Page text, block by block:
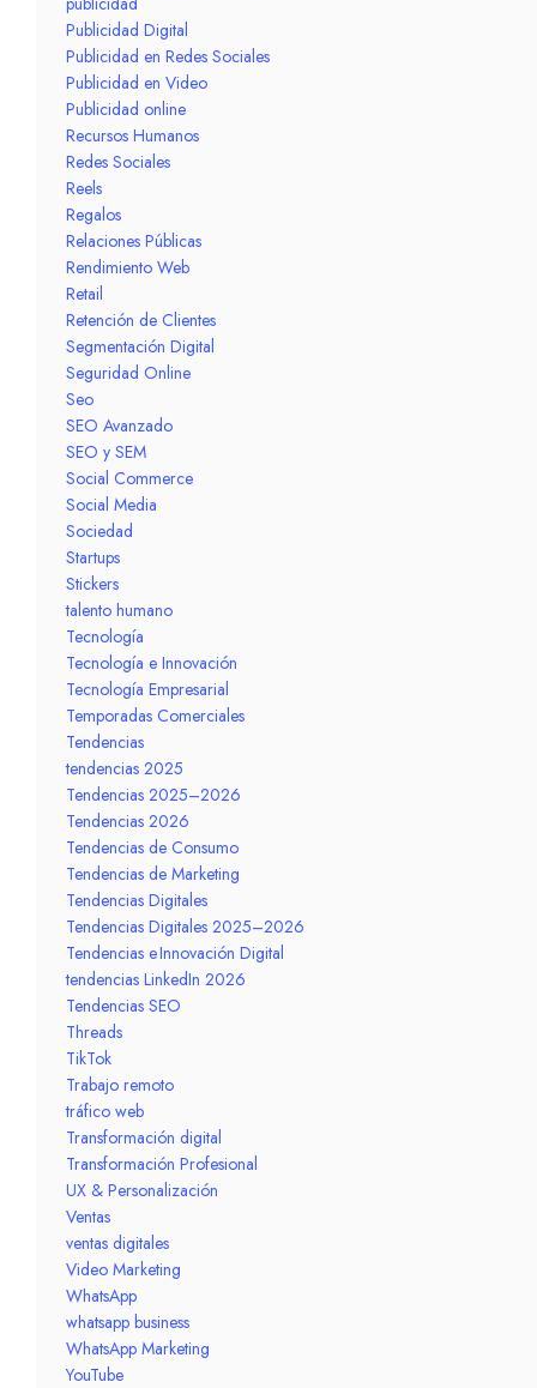
Publicidad Digital
Publicidad en Redes Sociales
Publicidad en Video
Publicidad online
Recursos Humanos
Redes Sociales
Reels
Regalos
Relaciones Públicas
Rendimiento Web
Retail
Retención de Clientes
Segmentación Digital
Seguridad Online
Seo
SEO Avanzado
SEO y SEM
Social Commerce
Social Media
Sociedad
Startups
Stickers
talento humano
Tecnología
Tecnología e Innovación
Tecnología Empresarial
Temporadas Comerciales
Tendencias
tendencias 2025
Tendencias 2025–2026
Tendencias 2026
Tendencias de Consumo
Tendencias de Marketing
Tendencias Digitales
Tendencias Digitales 2025–2026
Tendencias e Innovación Digital
tendencias LinkedIn 2026
Tendencias SEO
Threads
TikTok
Trabajo remoto
tráfico web
Transformación digital
Transformación Profesional
UX & Personalización
Ventas
ventas digitales
Video Marketing
WhatsApp
whatsapp business
WhatsApp Marketing
YouTube